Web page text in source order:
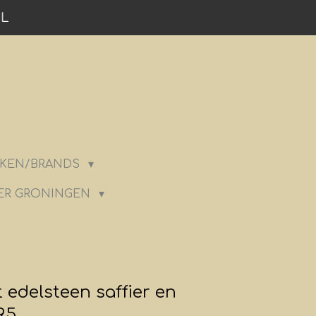
BRANDS
GRONINGEN
saffier en